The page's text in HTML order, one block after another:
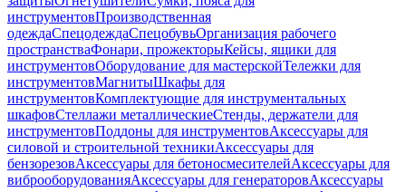
инструментовПроизводственная
одеждаСпецодеждаСпецобувьОрганизация рабочего
пространстваФонари, прожекторыКейсы, ящики для
инструментовОборудование для мастерскойТележки для
инструментовМагнитыШкафы для
инструментовКомплектующие для инструментальных
шкафовСтеллажи металлическиеСтенды, держатели для
инструментовПоддоны для инструментовАксессуары для
силовой и строительной техникиАксессуары для
бензорезовАксессуары для бетоносмесителейАксессуары для
виброоборудованияАксессуары для генераторовАксессуары